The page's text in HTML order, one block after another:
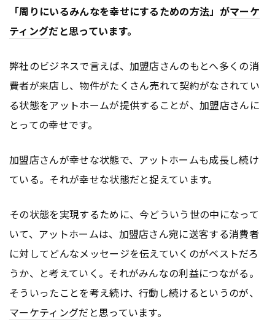
「周りにいるみんなを幸せにするための方法」がマーケ
ティングだと思っています。
弊社のビジネスで言えば、加盟店さんのもとへ多くの消
費者が来店し、物件がたくさん売れて契約がなされてい
る状態をアットホームが提供することが、加盟店さんに
とっての幸せです。
加盟店さんが幸せな状態で、アットホームも成長し続け
ている。それが幸せな状態だと捉えています。
その状態を実現するために、今どういう世の中になって
いて、アットホームは、加盟店さん宛に送客する消費者
に対してどんなメッセージを伝えていくのがベストだろ
うか、と考えていく。それがみんなの利益につながる。
そういったことを考え続け、行動し続けるというのが、
マーケティングだと思っています。